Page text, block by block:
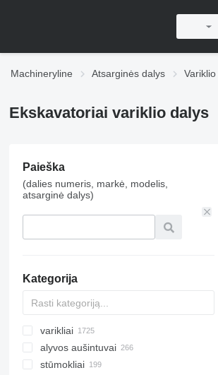
Machineryline Atsarginės dalys
Ekskavatoriai variklio dalys
Paieška
(dalies numeris, markė, modelis,
atsarginė dalys)
Kategorija
varikliai
alyvos aušintuvai
stūmokliai